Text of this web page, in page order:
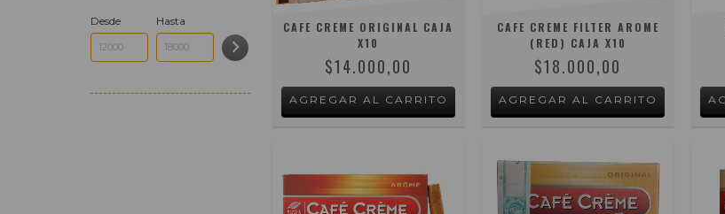
Desde Hasta
CAFE CREME ORIGINAL CAJA
X10
$14.000,00
CAFE CREME FILTER AROME
(RED) CAJA X10
$18.000,00